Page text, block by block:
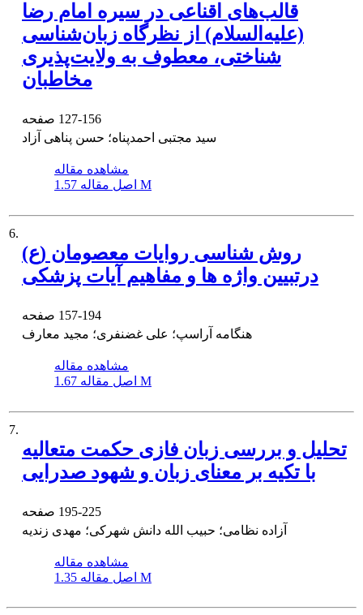
قالب‌های اقناعی در سیره امام رضا
(علیه‌السلام) از نظرگاه زبان‌شناسی
شناختی، معطوف به ولایت‌پذیری
مخاطبان
127-156
سید مجتبی احمدپناه؛ حسن پناهی آزاد
مشاهده مقاله
اصل مقاله 1.57 M
6.
روش شناسی روایات معصومان (ع)
درتبیین واژه ها و مفاهیم آیات پزشکی
157-194
هنگامه آراسپ؛ علی غضنفری؛ مجید معارف
مشاهده مقاله
اصل مقاله 1.67 M
7.
تحلیل و بررسی زبان فازی حکمت متعالیه
با تکیه بر معنای زبان و شهود صدرایی
195-225
آزاده نظامی؛ حبیب الله دانش شهرکی؛ مهدی زندیه
مشاهده مقاله
اصل مقاله 1.35 M